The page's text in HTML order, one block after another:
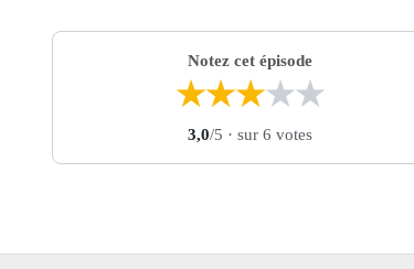
Notez cet épisode
★★★★★
3,0/5 · sur 6 votes